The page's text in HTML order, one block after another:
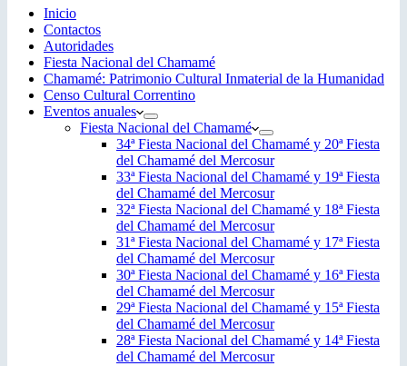
Inicio
Contactos
Autoridades
Fiesta Nacional del Chamamé
Chamamé: Patrimonio Cultural Inmaterial de la Humanidad
Censo Cultural Correntino
Eventos anuales
Fiesta Nacional del Chamamé
34ª Fiesta Nacional del Chamamé y 20ª Fiesta
del Chamamé del Mercosur
33ª Fiesta Nacional del Chamamé y 19ª Fiesta
del Chamamé del Mercosur
32ª Fiesta Nacional del Chamamé y 18ª Fiesta
del Chamamé del Mercosur
31ª Fiesta Nacional del Chamamé y 17ª Fiesta
del Chamamé del Mercosur
30ª Fiesta Nacional del Chamamé y 16ª Fiesta
del Chamamé del Mercosur
29ª Fiesta Nacional del Chamamé y 15ª Fiesta
del Chamamé del Mercosur
28ª Fiesta Nacional del Chamamé y 14ª Fiesta
del Chamamé del Mercosur